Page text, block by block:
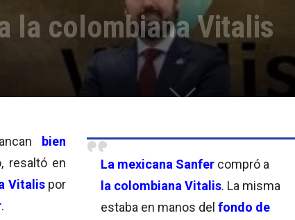
la colombiana Vitalis
La mexicana Sanfer compró a
la colombiana Vitalis. La misma
estaba en manos del fondo de
bien
resaltó en
Vitalis por
.